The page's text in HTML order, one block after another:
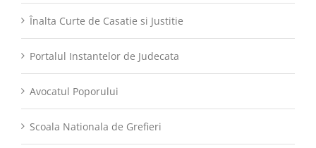
Înalta Curte de Casatie si Justitie
Portalul Instantelor de Judecata
Avocatul Poporului
Scoala Nationala de Grefieri